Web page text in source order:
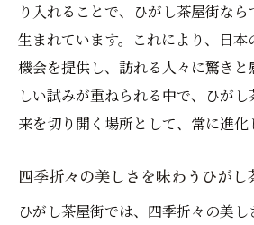
り入れることで、ひがし茶屋街な
生まれています。これにより、日本
機会を提供し、訪れる人々に驚きと
しい試みが重ねられる中で、ひが
来を切り開く場所として、常に進化
四季折々の美しさを味わうひが
ひがし茶屋街では、四季折々の美